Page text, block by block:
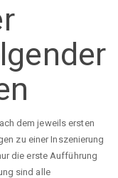
dem jeweils ersten
zu einer Inszenierung
die erste Aufführung
sind alle